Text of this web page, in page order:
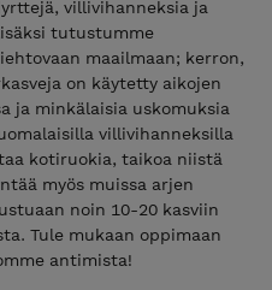
villivihanneksia ja
tutustumme
maailmaan; kerron,
on käytetty aikojen
ja minkälaisia uskomuksia
villivihanneksilla
kotiruokia, taikoa niistä
myös muissa arjen
noin 10-20 kasviin
Tule mukaan oppimaan
antimista!